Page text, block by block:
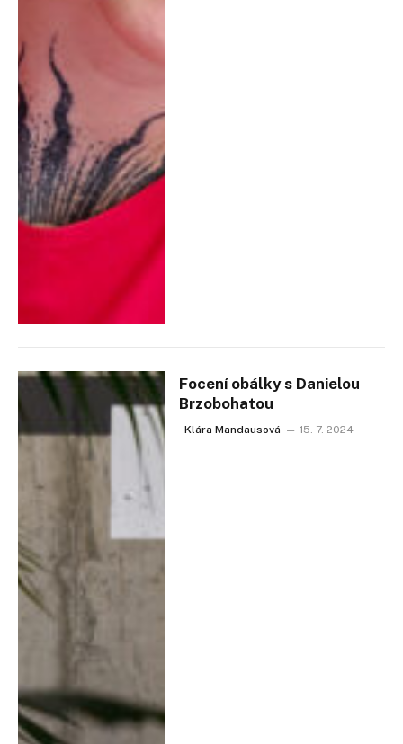
Focení obálky s Danielou
Brzobohatou
Klára Mandausová 15. 7. 2024